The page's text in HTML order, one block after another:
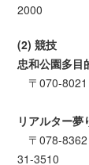
2000
(2) 競技
忠和公園多目
〒070-
リアルター夢
〒078-
31-3510